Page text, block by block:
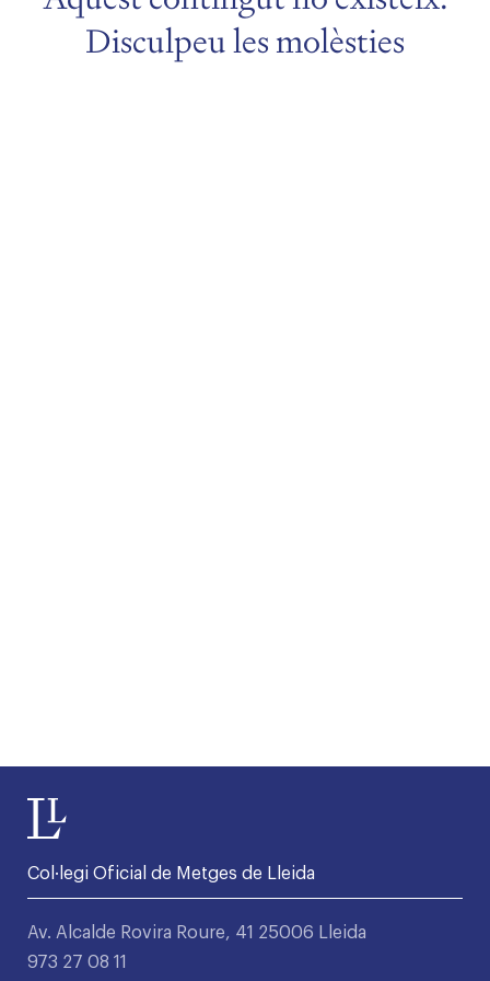
Disculpeu les molèsties
Col·legi Oficial de Metges de Lleida
Av. Alcalde Rovira Roure, 41 25006 Lleida
973 27 08 11